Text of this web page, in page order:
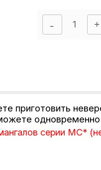
приготовить
одновременно
серии МС*